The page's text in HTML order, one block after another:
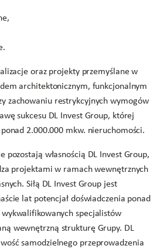
oraz projekty przemyślane w
architektonicznym, funkcjonalnym
zachowaniu restrykcyjnych wymogów
sukcesu DL Invest Group, której
2.000.000 mkw. nieruchomości.
pozostają własnością DL Invest Group,
projektami w ramach wewnętrznych
Siłą DL Invest Group jest
lat potencjał doświadczenia ponad
wykwalifikowanych specjalistów
wewnętrzną strukturę Grupy. DL
samodzielnego przeprowadzenia